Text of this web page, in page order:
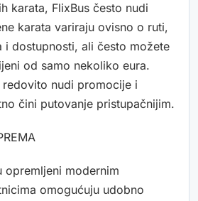
karata, FlixBus često nudi
karata variraju ovisno o ruti,
i dostupnosti, ali često možete
od samo nekoliko eura.
redovito nudi promocije i
čini putovanje pristupačnijim.
opremljeni modernim
omogućuju udobno